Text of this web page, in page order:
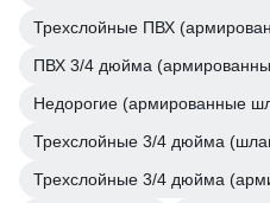
Трехслойные ПВХ
ПВХ 3/4 дюйма
Недорогие (армированные
Трехслойные 3/4 дюйма
Трехслойные 3/4 дюйма